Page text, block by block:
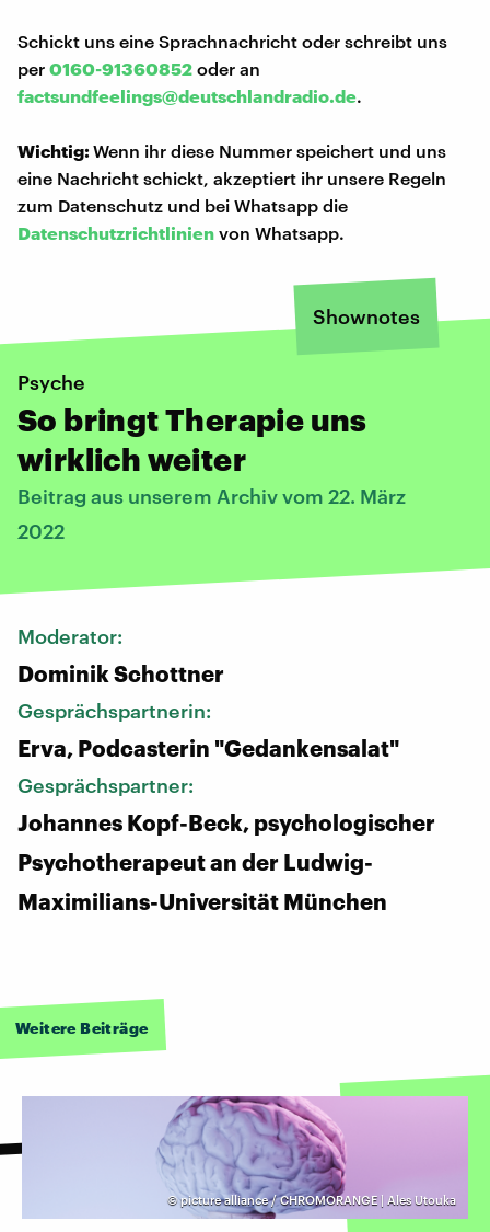
Schickt uns eine Sprachnachricht oder schreibt uns
per 0160-91360852 oder an
factsundfeelings@deutschlandradio.de.
Wichtig:Wenn ihr diese Nummer speichert und uns
eine Nachricht schickt, akzeptiert ihr unsere Regeln
zum Datenschutz und bei Whatsapp die
Datenschutzrichtlinien von Whatsapp.
Shownotes
Psyche
So bringt Therapie uns
wirklich weiter
Beitrag aus unserem Archiv vom 22. März
2022
Moderator:
Dominik Schottner
Gesprächspartnerin:
Erva, Podcasterin "Gedankensalat"
Gesprächspartner:
Johannes Kopf-Beck, psychologischer
Psychotherapeut an der Ludwig-
Maximilians-Universität München
Weitere Beiträge
©picture alliance / CHROMORANGE | Ales Utouka